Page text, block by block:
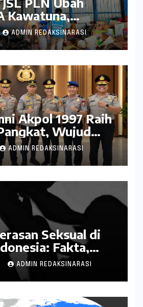
Kawatuna,
Bernilai Ekonomi
ADMIN REDAKSINARASI
Akpol 1997 Raih
Wujud
atas Pengabdian
ADMIN REDAKSINARASI
Seksual di
Fakta,
dan Tantangan
ADMIN REDAKSINARASI